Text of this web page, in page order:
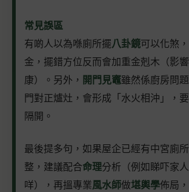
常見誤區
有啲人以為喺廁所擺八卦鏡可以化煞
金，擺錯方位反而會加重金剋木（影
康）。另外， 開門見竈雖然係廚房問
門對正爐灶，會形成「水火相沖」，
隔開。
最後提多句，如果屋企已經有中宮廁
整，建議配合命理分析（例如睇吓家
咩），再搵專業風水師做堪輿學佈局